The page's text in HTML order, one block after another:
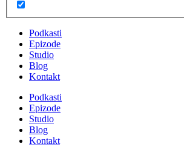
Podkasti
Epizode
Studio
Blog
Kontakt
Podkasti
Epizode
Studio
Blog
Kontakt